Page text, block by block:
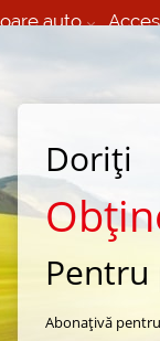
auto
Mobila 24/7 non
Doriți
Abonațivă